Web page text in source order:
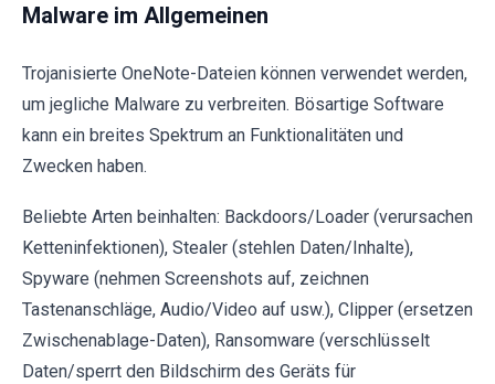
Malware im Allgemeinen
Trojanisierte OneNote-Dateien können verwendet werden,
um jegliche Malware zu verbreiten. Bösartige Software
kann ein breites Spektrum an Funktionalitäten und
Zwecken haben.
Beliebte Arten beinhalten: Backdoors/Loader (verursachen
Ketteninfektionen), Stealer (stehlen Daten/Inhalte),
Spyware (nehmen Screenshots auf, zeichnen
Tastenanschläge, Audio/Video auf usw.), Clipper (ersetzen
Zwischenablage-Daten), Ransomware (verschlüsselt
Daten/sperrt den Bildschirm des Geräts für